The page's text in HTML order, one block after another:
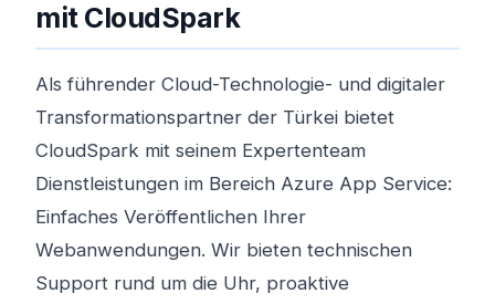
mit CloudSpark
Als führender Cloud-Technologie- und digitaler
Transformationspartner der Türkei bietet
CloudSpark mit seinem Expertenteam
Dienstleistungen im Bereich Azure App Service:
Einfaches Veröffentlichen Ihrer
Webanwendungen. Wir bieten technischen
Support rund um die Uhr, proaktive